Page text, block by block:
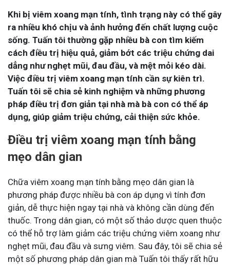
Khi bị viêm xoang mạn tính, tình trạng này có thể gây
ra nhiều khó chịu và ảnh hưởng đến chất lượng cuộc
sống. Tuấn tôi thường gặp nhiều bà con tìm kiếm
cách điều trị hiệu quả, giảm bớt các triệu chứng dai
dẳng như nghẹt mũi, đau đầu, và mệt mỏi kéo dài.
Việc điều trị viêm xoang mạn tính cần sự kiên trì.
Tuấn tôi sẽ chia sẻ kinh nghiệm và những phương
pháp điều trị đơn giản tại nhà mà bà con có thể áp
dụng, giúp giảm triệu chứng, cải thiện sức khỏe.
Điều trị viêm xoang mạn tính bằng
mẹo dân gian
Chữa viêm xoang mạn tính bằng mẹo dân gian là
phương pháp được nhiều bà con áp dụng vì tính đơn
giản, dễ thực hiện ngay tại nhà và không cần dùng đến
thuốc. Trong dân gian, có một số thảo dược quen thuộc
có thể hỗ trợ làm giảm các triệu chứng viêm xoang như
nghẹt mũi, đau đầu và sưng viêm. Sau đây, tôi sẽ chia sẻ
một số phương pháp dân gian mà Tuấn tôi thấy rất hữu